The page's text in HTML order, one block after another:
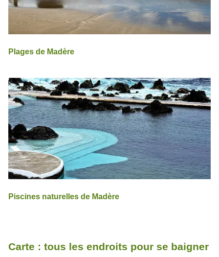
Plages de Madère
Piscines naturelles de Madère
Carte : tous les endroits pour se baigner